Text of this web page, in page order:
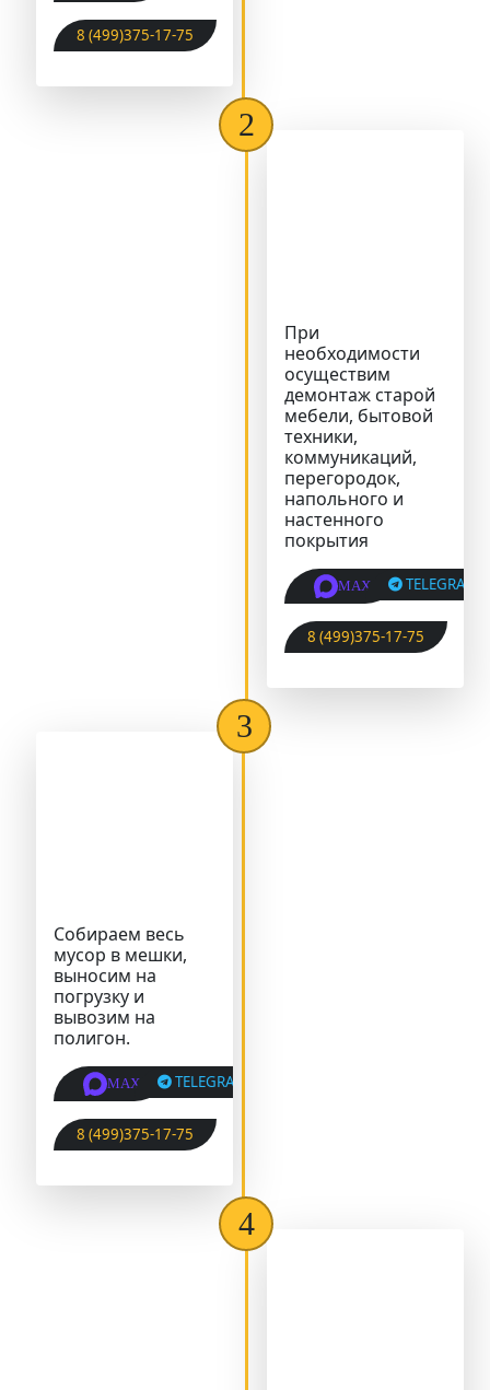
8 (499)375-17-75
При
необходимости
осуществим
демонтаж старой
мебели, бытовой
техники,
коммуникаций,
перегородок,
напольного и
настенного
покрытия
MAX TELEGRAM
8 (499)375-17-75
Собираем весь
мусор в мешки,
выносим на
погрузку и
вывозим на
полигон.
MAX TELEGRAM
8 (499)375-17-75